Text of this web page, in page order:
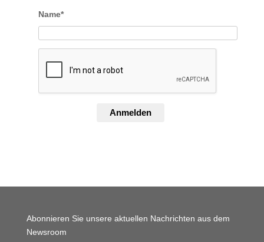
Name*
Anmelden
Abonnieren Sie unsere aktuellen Nachrichten aus dem
Newsroom